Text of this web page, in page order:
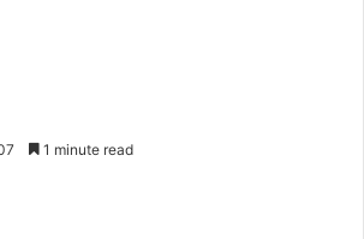
1 minute read